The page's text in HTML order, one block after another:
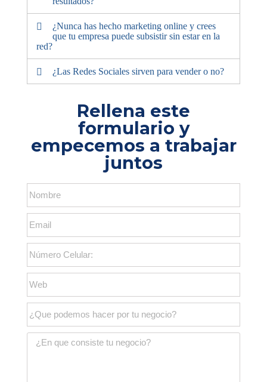
¿Nunca has hecho marketing online y crees
que tu empresa puede subsistir sin estar en la
red?
¿Las Redes Sociales sirven para vender o no?
Rellena este
formulario y
empecemos a trabajar
juntos